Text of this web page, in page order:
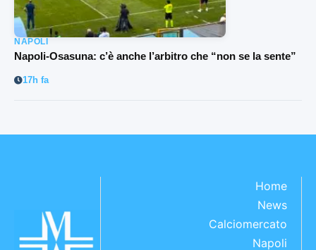
NAPOLI
Napoli-Osasuna: c’è anche l’arbitro che “non se la sente”
17h fa
Home
News
Calciomercato
Napoli